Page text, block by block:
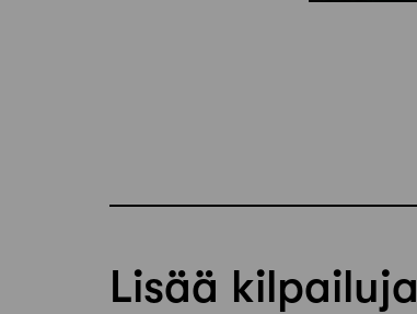
Lisää kilpailuja